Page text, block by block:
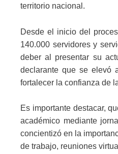
territorio nacional.
Desde el inicio del
140.000 servidores y
deber al presentar su
declarante que se elevó
fortalecer la confianza de
Es importante destacar,
académico mediante
concientizó en la
de trabajo, reuniones